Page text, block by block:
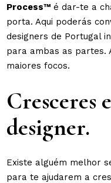
Process™ é dar-te a
porta. Aqui poderás
designers de Portugal
para ambas as partes.
maiores focos.
Cresceres
designer.
Existe alguém melhor
para te ajudarem a